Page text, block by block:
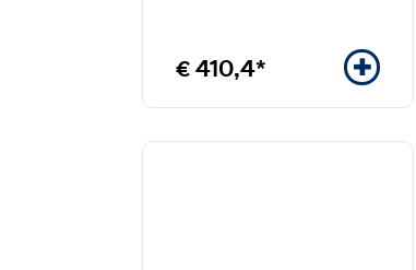
€ 410,4*